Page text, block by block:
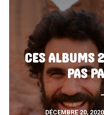
CES ALBUMS
PAS
DÉCEMBRE 20, 2020